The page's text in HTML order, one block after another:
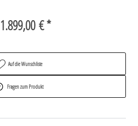
1.899,00 € *
Auf die Wunschliste
Fragen zum Produkt